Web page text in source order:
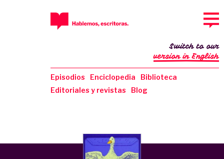
Episodios Enciclopedia
Biblioteca
Editoriales y revistas
Blog
Switch to our
version in English